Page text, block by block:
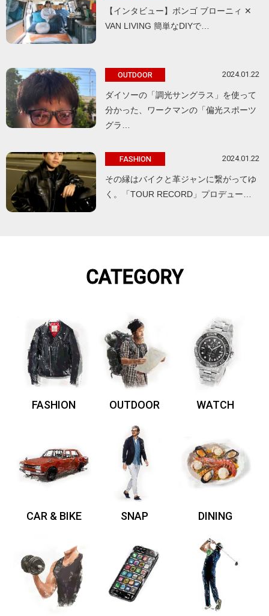
【インタビュー】ボンゴ ブローニィ ✕
VAN LIVING 簡単なDIYで…
OUTDOOR 2024.01.22
ダイソーの「調光サングラス」を使って
分かった、ワークマンの「偏光スポーツ
グラ…
FASHION 2024.01.22
その縁はバイクと革ジャンに繋がってゆ
く。「TOUR RECORD」プロデュー…
CATEGORY
FASHION OUTDOOR WATCH
CAR & BIKE SNAP DINING